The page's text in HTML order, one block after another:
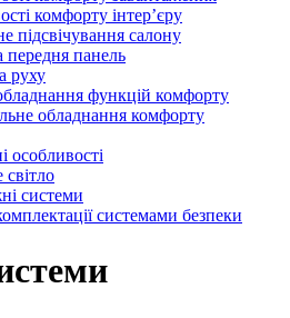
комфорту інтер’єру
підсвічування салону
панель
руху
функцій комфорту
обладнання комфорту
особливості
системи
системами безпеки